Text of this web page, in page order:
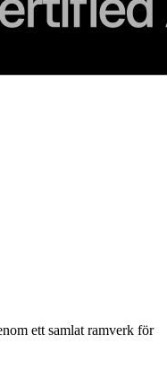
ett samlat ramverk för